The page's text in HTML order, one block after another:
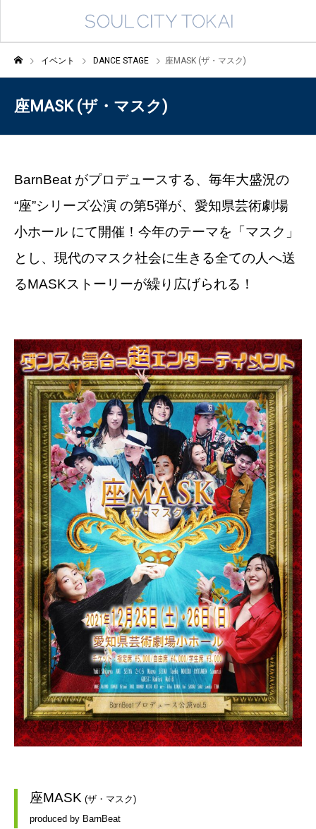
イベント DANCE STAGE 座MASK (ザ・マスク)
座MASK (ザ・マスク)
BarnBeat がプロデュースする、毎年大盛況の
“座”シリーズ公演 の第5弾が、愛知県芸術劇場
小ホール にて開催！今年のテーマを「マスク」
とし、現代のマスク社会に生きる全ての人へ送
るMASKストーリーが繰り広げられる！
座MASK (ザ・マスク)
produced by BarnBeat